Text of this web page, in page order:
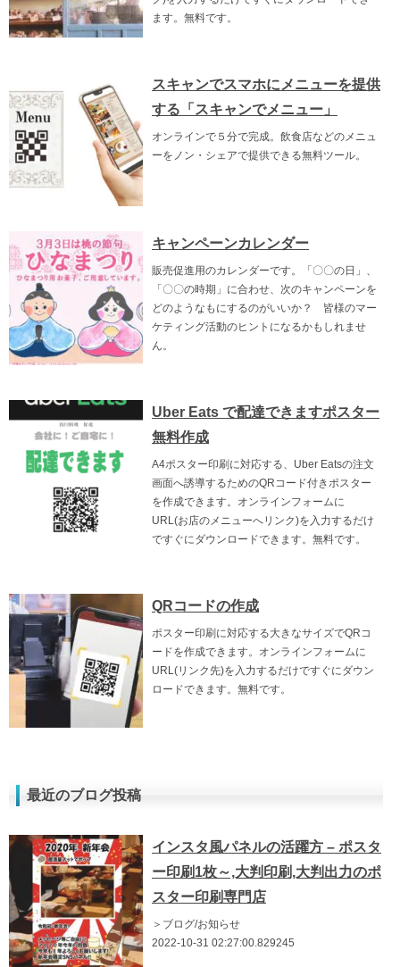
ます。無料です。
スキャンでスマホにメニューを提供
する「スキャンでメニュー」
オンラインで５分で完成。飲食店などのメニュ
ーをノン・シェアで提供できる無料ツール。
キャンペーンカレンダー
販売促進用のカレンダーです。「〇〇の日」、
「〇〇の時期」に合わせ、次のキャンペーンを
どのようなもにするのがいいか？ 皆様のマー
ケティング活動のヒントになるかもしれませ
ん。
Uber Eats で配達できますポスター
無料作成
A4ポスター印刷に対応する、Uber Eatsの注文
画面へ誘導するためのQRコード付きポスター
を作成できます。オンラインフォームに
URL(お店のメニューへリンク)を入力するだけ
ですぐにダウンロードできます。無料です。
QRコードの作成
ポスター印刷に対応する大きなサイズでQRコ
ードを作成できます。オンラインフォームに
URL(リンク先)を入力するだけですぐにダウン
ロードできます。無料です。
最近のブログ投稿
インスタ風パネルの活躍方 – ポスタ
ー印刷1枚～,大判印刷,大判出力のポ
スター印刷専門店
＞ブログ/お知らせ
2022-10-31 02:27:00.829245